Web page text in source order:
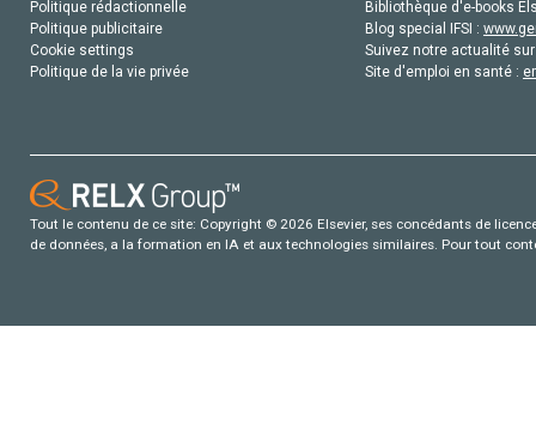
Politique rédactionnelle
Politique publicitaire
Cookie settings
Politique de la vie privée
Bibliothèque d'e-books
Blog special IFSI :
Suivez notre actualité
Site d'emploi en santé :
Tout le contenu de ce site: Copyright © 2026 Elsevier, ses concédants de
de données, a la formation en IA et aux technologies similaires. Pour tout